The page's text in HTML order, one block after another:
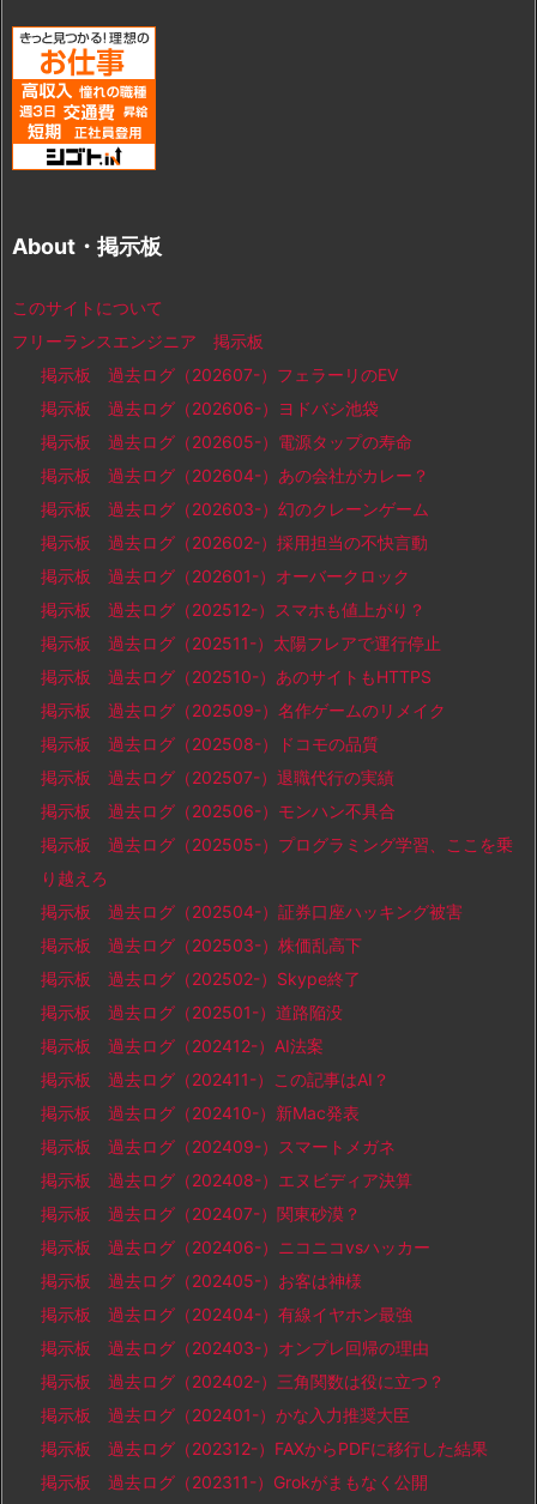
About・掲示板
このサイトについて
フリーランスエンジニア 掲示板
掲示板 過去ログ（202607-）フェラーリのEV
掲示板 過去ログ（202606-）ヨドバシ池袋
掲示板 過去ログ（202605-）電源タップの寿命
掲示板 過去ログ（202604-）あの会社がカレー？
掲示板 過去ログ（202603-）幻のクレーンゲーム
掲示板 過去ログ（202602-）採用担当の不快言動
掲示板 過去ログ（202601-）オーバークロック
掲示板 過去ログ（202512-）スマホも値上がり？
掲示板 過去ログ（202511-）太陽フレアで運行停止
掲示板 過去ログ（202510-）あのサイトもHTTPS
掲示板 過去ログ（202509-）名作ゲームのリメイク
掲示板 過去ログ（202508-）ドコモの品質
掲示板 過去ログ（202507-）退職代行の実績
掲示板 過去ログ（202506-）モンハン不具合
掲示板 過去ログ（202505-）プログラミング学習、ここを乗
り越えろ
掲示板 過去ログ（202504-）証券口座ハッキング被害
掲示板 過去ログ（202503-）株価乱高下
掲示板 過去ログ（202502-）Skype終了
掲示板 過去ログ（202501-）道路陥没
掲示板 過去ログ（202412-）AI法案
掲示板 過去ログ（202411-）この記事はAI？
掲示板 過去ログ（202410-）新Mac発表
掲示板 過去ログ（202409-）スマートメガネ
掲示板 過去ログ（202408-）エヌビディア決算
掲示板 過去ログ（202407-）関東砂漠？
掲示板 過去ログ（202406-）ニコニコvsハッカー
掲示板 過去ログ（202405-）お客は神様
掲示板 過去ログ（202404-）有線イヤホン最強
掲示板 過去ログ（202403-）オンプレ回帰の理由
掲示板 過去ログ（202402-）三角関数は役に立つ？
掲示板 過去ログ（202401-）かな入力推奨大臣
掲示板 過去ログ（202312-）FAXからPDFに移行した結果
掲示板 過去ログ（202311-）Grokがまもなく公開